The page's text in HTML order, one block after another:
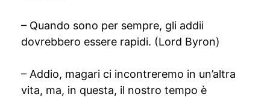
– Quando sono per sempre, gli addii
dovrebbero essere rapidi. (Lord Byron)
– Addio, magari ci incontreremo in un’altra
vita, ma, in questa, il nostro tempo è